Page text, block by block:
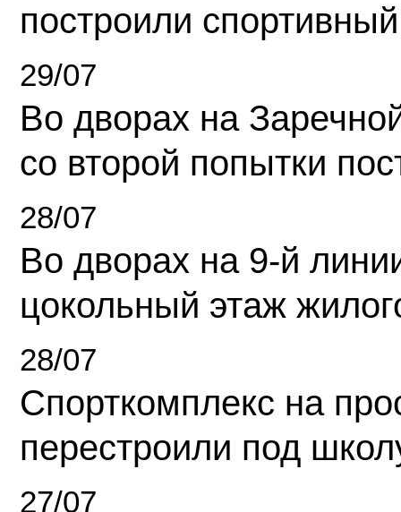
построили
29/07
Во дворах на
со второй попытки
28/07
Во дворах на 9-й
цокольный этаж
28/07
Спорткомплекс на
перестроили под
27/07